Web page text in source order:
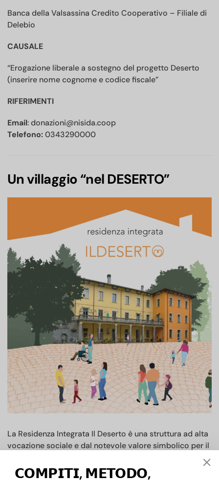
Banca della Valsassina Credito Cooperativo – Filiale di
Delebio
CAUSALE
“Erogazione liberale a sostegno del progetto Deserto
(inserire nome cognome e codice fiscale”
RIFERIMENTI
Email: donazioni@nisida.coop
Telefono:0343290000
Un villaggio “nel DESERTO”
La Residenza Integrata Il Deserto è una struttura ad alta
vocazione sociale e dal notevole valore simbolico per il
anziani e persone con disabilità, oggi la sua finalità è
𝗖𝗢𝗠𝗣𝗜𝗧𝗜, 𝗠𝗘𝗧𝗢𝗗𝗢,